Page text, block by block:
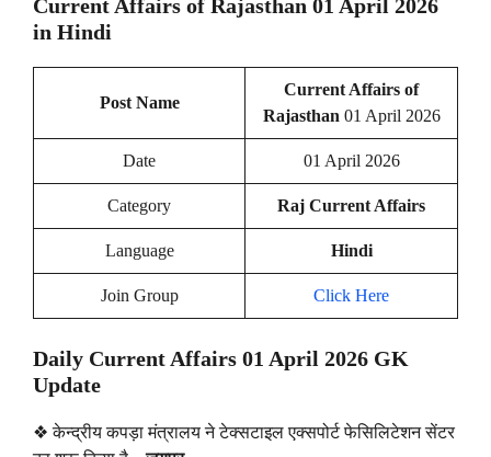
Current Affairs of Rajasthan 01 April 2026
in Hindi
Post Name
Current Affairs of
Rajasthan 01 April 2026
Date 01 April 2026
Category Raj Current Affairs
Language Hindi
Join Group Click Here
Daily Current Affairs 01 April 2026 GK
Update
❖ केन्द्रीय कपड़ा मंत्रालय ने टेक्सटाइल एक्सपोर्ट फेसिलिटेशन सेंटर